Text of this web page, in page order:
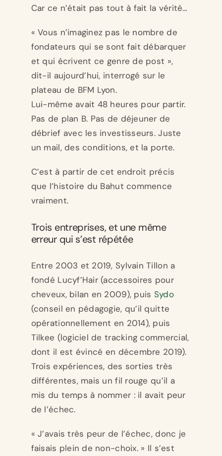
Car ce n’était pas tout à fait la vérité…
« Vous n’imaginez pas le nombre de
fondateurs qui se sont fait débarquer
et qui écrivent ce genre de post »,
dit-il aujourd’hui, interrogé sur le
plateau de BFM Lyon.
Lui-même avait 48 heures pour partir.
Pas de plan B. Pas de déjeuner de
débrief avec les investisseurs. Juste
un mail, des conditions, et la porte.
C’est à partir de cet endroit précis
que l’histoire du Bahut commence
vraiment.
Trois entreprises, et une même
erreur qui s’est répétée
Entre 2003 et 2019, Sylvain Tillon a
fondé Lucyf’Hair (accessoires pour
cheveux, bilan en 2009), puis Sydo
(conseil en pédagogie, qu’il quitte
opérationnellement en 2014), puis
Tilkee (logiciel de tracking commercial,
dont il est évincé en décembre 2019).
Trois expériences, des sorties très
différentes, mais un fil rouge qu’il a
mis du temps à nommer : il avait peur
de l’échec.
« J’avais très peur de l’échec, donc je
faisais plein de non-choix. » Il s’est